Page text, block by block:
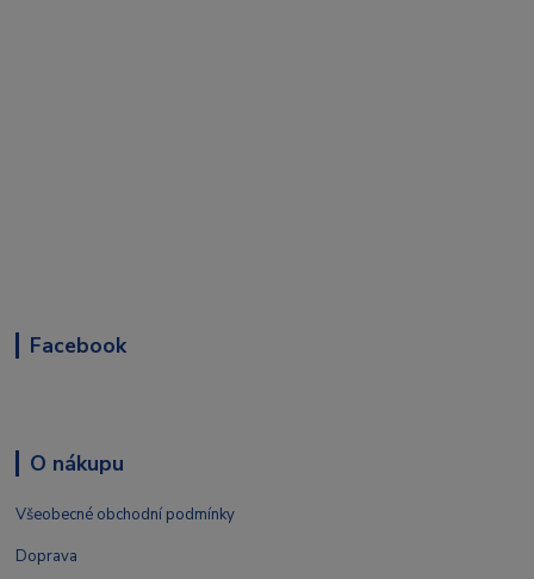
Facebook
O nákupu
Všeobecné obchodní podmínky
Doprava